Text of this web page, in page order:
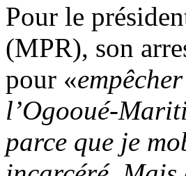
Pour le
(MPR), son
pour «
l’Ogooué-
parce que je